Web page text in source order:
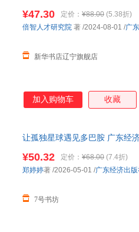
¥47.30 定价： ¥88.00 (5.38折)
新华书店辽宁旗舰店
倍智人才研究院 著 /2024-08-01 /广
加入购物车 收藏
让孤独星球遇见多巴胺 广东经
¥50.32 定价： ¥68.00 (7.4折)
7号书坊
郑婷婷著 /2026-05-01 /广东经济出